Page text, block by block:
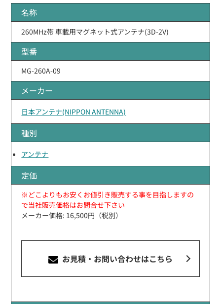
名称
260MHz帯 車載用マグネット式アンテナ(3D-2V)
型番
MG-260A-09
メーカー
日本アンテナ(NIPPON ANTENNA)
種別
アンテナ
定価
※どこよりもお安くお値引き販売する事を目指しますの
で当社販売価格はお問合せ下さい
メーカー価格: 16,500円（税別）
お見積・お問い合わせはこちら